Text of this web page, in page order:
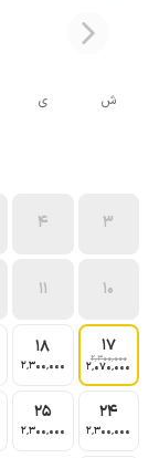
ش ی
3
4
10
11
17
2٬300٬000
2٬070٬000
18
2٬300٬000
24
2٬300٬000
25
2٬300٬000